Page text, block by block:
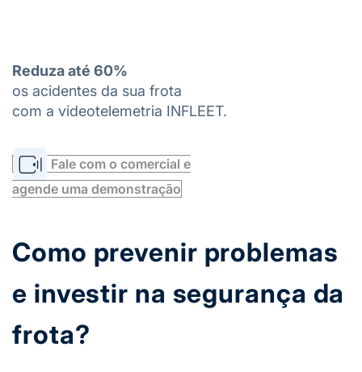
Reduza até 60%
os acidentes da sua frota
com a videotelemetria INFLEET.
Fale com o comercial e
agende uma demonstração
Como prevenir problemas
e investir na segurança da
frota?